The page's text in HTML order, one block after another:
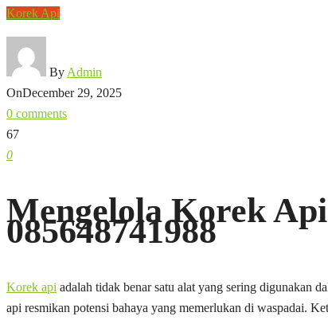
Korek Api
By Admin
OnDecember 29, 2025
0 comments
67
0
Mengelola Korek
085648741988
Korek api adalah tidak benar satu alat yang sering digunakan
api resmikan potensi bahaya yang memerlukan di waspadai.